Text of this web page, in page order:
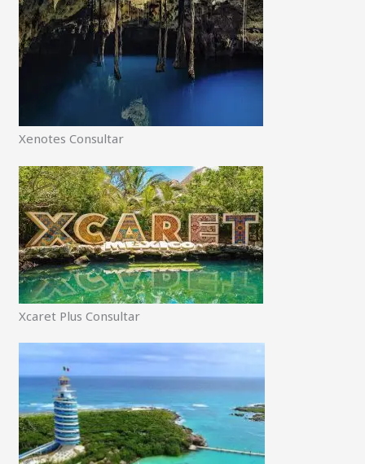
Xenotes Consultar
Xcaret Plus Consultar